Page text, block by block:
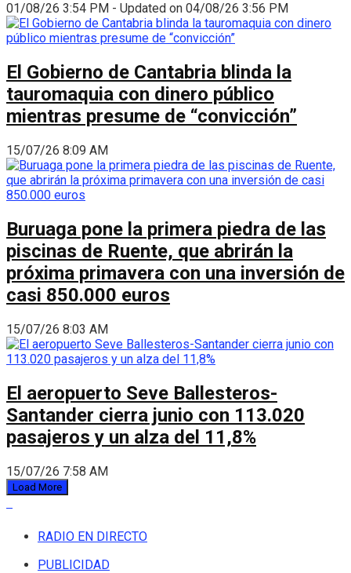
01/08/26 3:54 PM - Updated on 04/08/26 3:56 PM
El Gobierno de Cantabria blinda la
tauromaquia con dinero público
mientras presume de “convicción”
15/07/26 8:09 AM
Buruaga pone la primera piedra de las
piscinas de Ruente, que abrirán la
próxima primavera con una inversión de
casi 850.000 euros
15/07/26 8:03 AM
El aeropuerto Seve Ballesteros-
Santander cierra junio con 113.020
pasajeros y un alza del 11,8%
15/07/26 7:58 AM
Load More
RADIO EN DIRECTO
PUBLICIDAD